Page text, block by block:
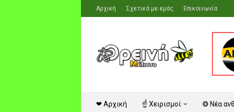
Αρχική Σχετικά με εμάς Επικοινωνία
❤ Αρχική ☝ Χειρισμοί ❂ Νέα